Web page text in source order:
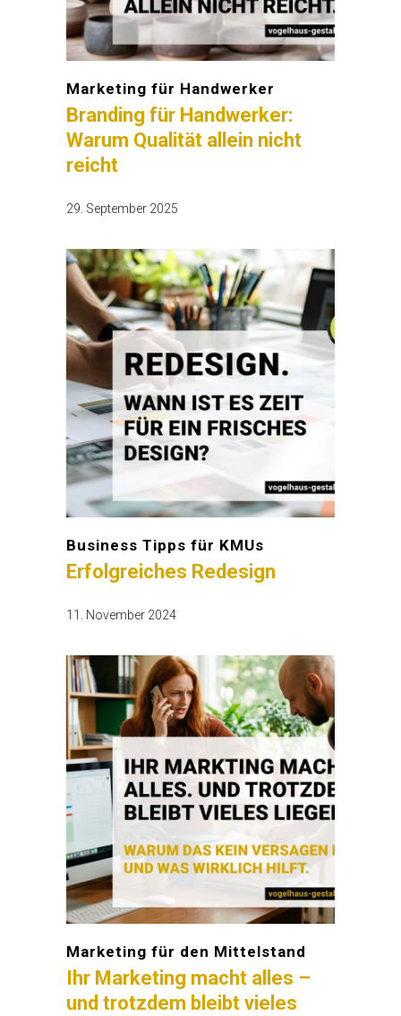
Marketing für Handwerker
Branding für Handwerker:
Warum Qualität allein nicht
reicht
29. September 2025
Business Tipps für KMUs
Erfolgreiches Redesign
11. November 2024
Marketing für den Mittelstand
Ihr Marketing macht alles –
und trotzdem bleibt vieles